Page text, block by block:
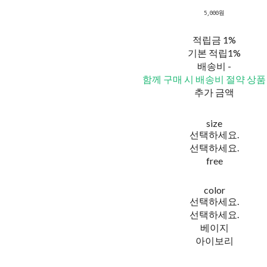
5,000원
적립금 1%
기본 적립1%
배송비 -
함께 구매 시 배송비 절약 상
추가 금액
size
선택하세요.
선택하세요.
free
color
선택하세요.
선택하세요.
베이지
아이보리